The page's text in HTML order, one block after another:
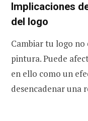
Implicaciones
del logo
Cambiar tu logo no
pintura. Puede
en ello como un
desencadenar una